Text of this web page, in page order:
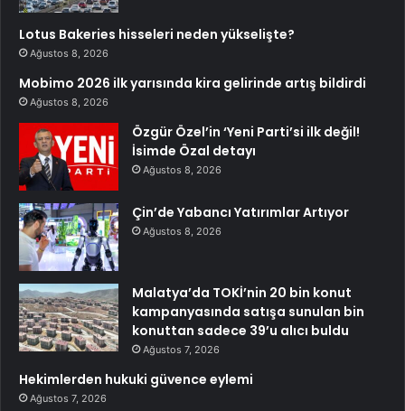
Lotus Bakeries hisseleri neden yükselişte?
Ağustos 8, 2026
Mobimo 2026 ilk yarısında kira gelirinde artış bildirdi
Ağustos 8, 2026
Özgür Özel’in ‘Yeni Parti’si ilk değil!
İsimde Özal detayı
Ağustos 8, 2026
Çin’de Yabancı Yatırımlar Artıyor
Ağustos 8, 2026
Malatya’da TOKİ’nin 20 bin konut
kampanyasında satışa sunulan bin
konuttan sadece 39’u alıcı buldu
Ağustos 7, 2026
Hekimlerden hukuki güvence eylemi
Ağustos 7, 2026